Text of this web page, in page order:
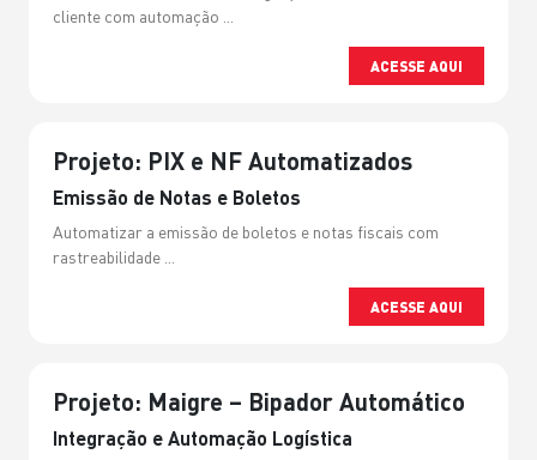
cliente com automação ...
ACESSE AQUI
Projeto: PIX e NF Automatizados
Emissão de Notas e Boletos
Automatizar a emissão de boletos e notas fiscais com
rastreabilidade ...
ACESSE AQUI
Projeto: Maigre – Bipador Automático
Integração e Automação Logística